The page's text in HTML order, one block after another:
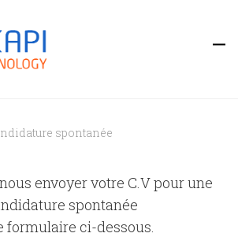
spontanée
envoyer votre C.V pour une
spontanée
formulaire ci-dessous.